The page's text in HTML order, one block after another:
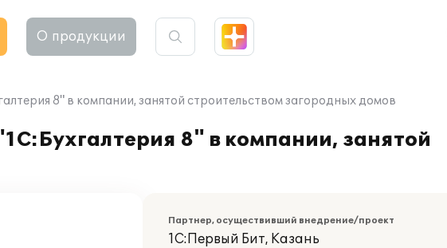
О продукции
8" в компании, занятой строительством загородных домов
8" в компании, занятой
Партнер, осуществивший внедрение/проект
1С:Первый Бит, Казань